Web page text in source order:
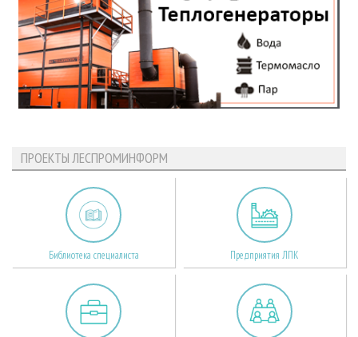
ПРОЕКТЫ ЛЕСПРОМИНФОРМ
Библиотека специалиста Предприятия ЛПК